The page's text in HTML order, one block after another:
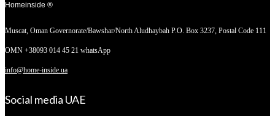
Homeinside ®
Muscat, Oman Governorate/Bawshar/North Aludhaybah P.O. Box 3237, Postal Code 111
OMN +38093 014 45 21 whatsApp
info@home-inside.ua
Social media UAE